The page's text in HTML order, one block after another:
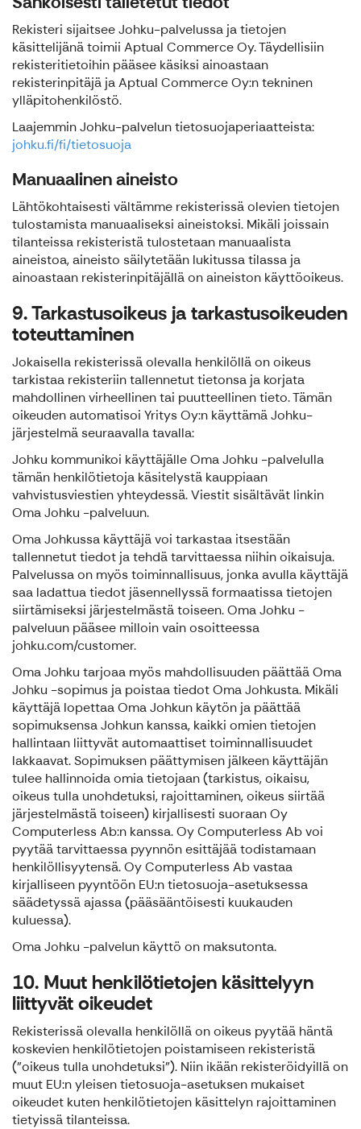
Rekisteri sijaitsee Johku-palvelussa ja tietojen
käsittelijänä toimii Aptual Commerce Oy. Täydellisiin
rekisteritietoihin pääsee käsiksi ainoastaan
rekisterinpitäjä ja Aptual Commerce Oy:n tekninen
ylläpitohenkilöstö.
Laajemmin Johku-palvelun tietosuojaperiaatteista:
johku.fi/fi/tietosuoja
Manuaalinen aineisto
Lähtökohtaisesti vältämme rekisterissä olevien tietojen
tulostamista manuaaliseksi aineistoksi. Mikäli joissain
tilanteissa rekisteristä tulostetaan manuaalista
aineistoa, aineisto säilytetään lukitussa tilassa ja
ainoastaan rekisterinpitäjällä on aineiston käyttöoikeus.
9. Tarkastusoikeus ja tarkastusoikeuden
toteuttaminen
Jokaisella rekisterissä olevalla henkilöllä on oikeus
tarkistaa rekisteriin tallennetut tietonsa ja korjata
mahdollinen virheellinen tai puutteellinen tieto. Tämän
oikeuden automatisoi Yritys Oy:n käyttämä Johku-
järjestelmä seuraavalla tavalla:
Johku kommunikoi käyttäjälle Oma Johku -palvelulla
tämän henkilötietoja käsitelystä kauppiaan
vahvistusviestien yhteydessä. Viestit sisältävät linkin
Oma Johku -palveluun.
Oma Johkussa käyttäjä voi tarkastaa itsestään
tallennetut tiedot ja tehdä tarvittaessa niihin oikaisuja.
Palvelussa on myös toiminnallisuus, jonka avulla käyttäjä
saa ladattua tiedot jäsennellyssä formaatissa tietojen
siirtämiseksi järjestelmästä toiseen. Oma Johku -
palveluun pääsee milloin vain osoitteessa
johku.com/customer.
Oma Johku tarjoaa myös mahdollisuuden päättää Oma
Johku -sopimus ja poistaa tiedot Oma Johkusta. Mikäli
käyttäjä lopettaa Oma Johkun käytön ja päättää
sopimuksensa Johkun kanssa, kaikki omien tietojen
hallintaan liittyvät automaattiset toiminnallisuudet
lakkaavat. Sopimuksen päättymisen jälkeen käyttäjän
tulee hallinnoida omia tietojaan (tarkistus, oikaisu,
oikeus tulla unohdetuksi, rajoittaminen, oikeus siirtää
järjestelmästä toiseen) kirjallisesti suoraan Oy
Computerless Ab:n kanssa. Oy Computerless Ab voi
pyytää tarvittaessa pyynnön esittäjää todistamaan
henkilöllisyytensä. Oy Computerless Ab vastaa
kirjalliseen pyyntöön EU:n tietosuoja-asetuksessa
säädetyssä ajassa (pääsääntöisesti kuukauden
kuluessa).
Oma Johku -palvelun käyttö on maksutonta.
10. Muut henkilötietojen käsittelyyn
liittyvät oikeudet
Rekisterissä olevalla henkilöllä on oikeus pyytää häntä
koskevien henkilötietojen poistamiseen rekisteristä
("oikeus tulla unohdetuksi"). Niin ikään rekisteröidyillä on
muut EU:n yleisen tietosuoja-asetuksen mukaiset
oikeudet kuten henkilötietojen käsittelyn rajoittaminen
tietyissä tilanteissa.